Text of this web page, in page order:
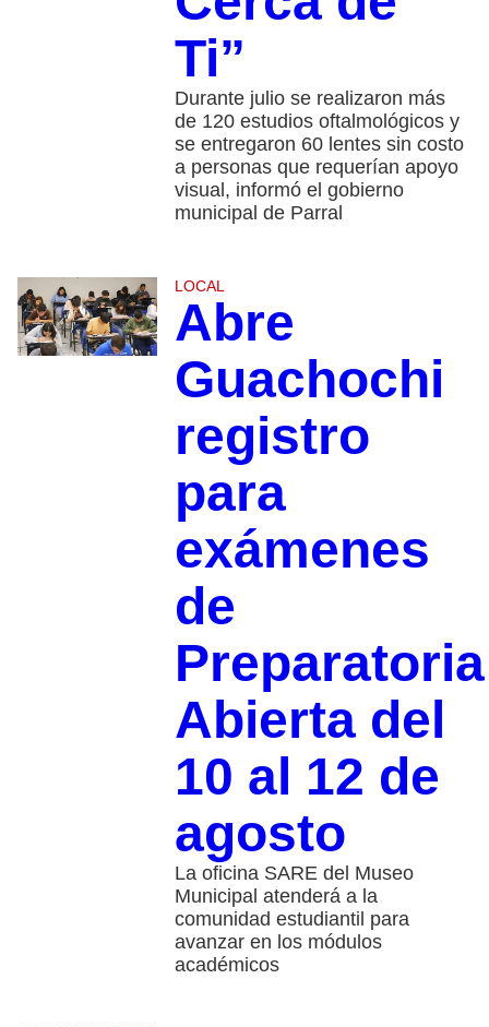
Ti”
Durante julio se realizaron más
de 120 estudios oftalmológicos y
se entregaron 60 lentes sin costo
a personas que requerían apoyo
visual, informó el gobierno
municipal de Parral
LOCAL
Abre
Guachochi
registro
para
exámenes
de
Preparatoria
Abierta del
10 al 12 de
agosto
La oficina SARE del Museo
Municipal atenderá a la
comunidad estudiantil para
avanzar en los módulos
académicos